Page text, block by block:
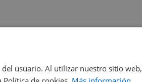
ENGLISH
usuario. Al utilizar nuestro sitio web,